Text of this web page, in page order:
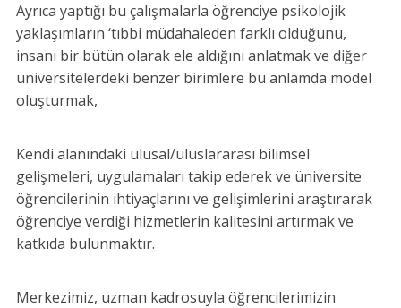
Ayrıca yaptığı bu çalışmalarla öğrenciye psikolojik
yaklaşımların ‘tıbbi müdahaleden farklı olduğunu,
insanı bir bütün olarak ele aldığını anlatmak ve diğer
üniversitelerdeki benzer birimlere bu anlamda model
oluşturmak,
Kendi alanındaki ulusal/uluslararası bilimsel
gelişmeleri, uygulamaları takip ederek ve üniversite
öğrencilerinin ihtiyaçlarını ve gelişimlerini araştırarak
öğrenciye verdiği hizmetlerin kalitesini artırmak ve
katkıda bulunmaktır.
Merkezimiz, uzman kadrosuyla öğrencilerimizin